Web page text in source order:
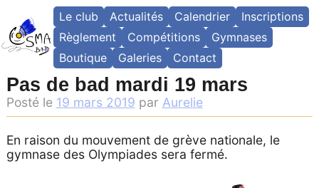
content
Le club Actualités Calendrier
Inscriptions
Règlement
Compétitions
Gymnases
Boutique
Galeries Contact
Pas de bad mardi 19 mars
Posté le 19 mars 2019 par Aurelie
En raison du mouvement de grève nationale, le
gymnase des Olympiades sera fermé.